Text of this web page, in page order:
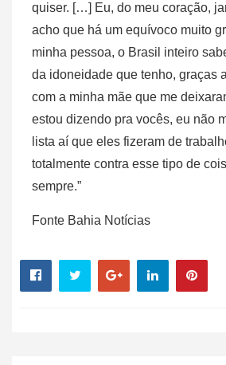
quiser. […] Eu, do meu coração,
acho que há um equívoco muito
minha pessoa, o Brasil inteiro
da idoneidade que tenho, graças
com a minha mãe que me
estou dizendo pra vocês, eu não
lista aí que eles fizeram de
totalmente contra esse tipo de
sempre.”
Fonte Bahia Notícias